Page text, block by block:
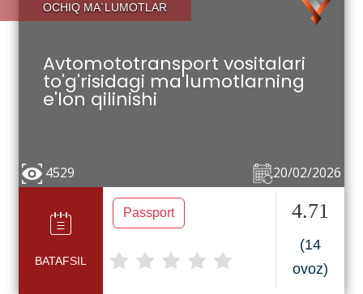
OCHIQ MA`LUMOTLAR
Avtomototransport vositalari
to'g'risidagi ma'lumotlarning
e'lon qilinishi
20/02/2026
4529
BATAFSIL
Passport 4.71
(14
ovoz)